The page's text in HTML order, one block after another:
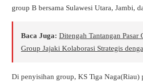
group B bersama Sulawesi Utara, Jambi,
Baca Juga: Ditengah Tantangan Pasar
Group Jajaki Kolaborasi Strategis
Di penyisihan group, KS Tiga Naga(Riau)